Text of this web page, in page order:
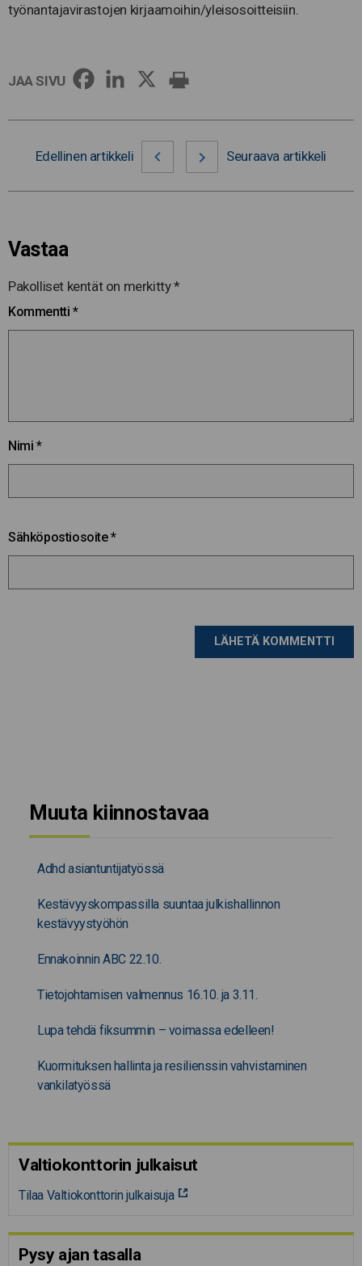
työnantajavirastojen kirjaamoihin/yleisosoitteisiin.
JAA SIVU
Edellinen artikkeli Seuraava artikkeli
Vastaa
Pakolliset kentät on merkitty*
Kommentti *
Nimi *
Sähköpostiosoite*
Muuta kiinnostavaa
Adhd asiantuntijatyössä
Kestävyyskompassilla suuntaa julkishallinnon
kestävyystyöhön
Ennakoinnin ABC 22.10.
Tietojohtamisen valmennus 16.10. ja 3.11.
Lupa tehdä fiksummin – voimassa edelleen!
Kuormituksen hallinta ja resilienssin vahvistaminen
vankilatyössä
Valtiokonttorin julkaisut
Tilaa Valtiokonttorin julkaisuja
Pysy ajan tasalla